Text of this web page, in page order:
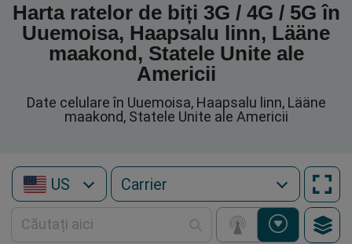
Harta ratelor de biți 3G / 4G / 5G în
Uuemoisa, Haapsalu linn, Lääne
maakond, Statele Unite ale
Americii
Date celulare în Uuemoisa, Haapsalu linn, Lääne
maakond, Statele Unite ale Americii
US